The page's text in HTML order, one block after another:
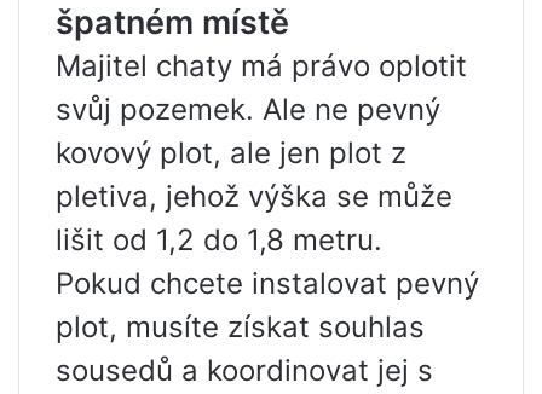
špatném místě
Majitel chaty má právo oplotit
svůj pozemek. Ale ne pevný
kovový plot, ale jen plot z
pletiva, jehož výška se může
lišit od 1,2 do 1,8 metru.
Pokud chcete instalovat pevný
plot, musíte získat souhlas
sousedů a koordinovat jej s